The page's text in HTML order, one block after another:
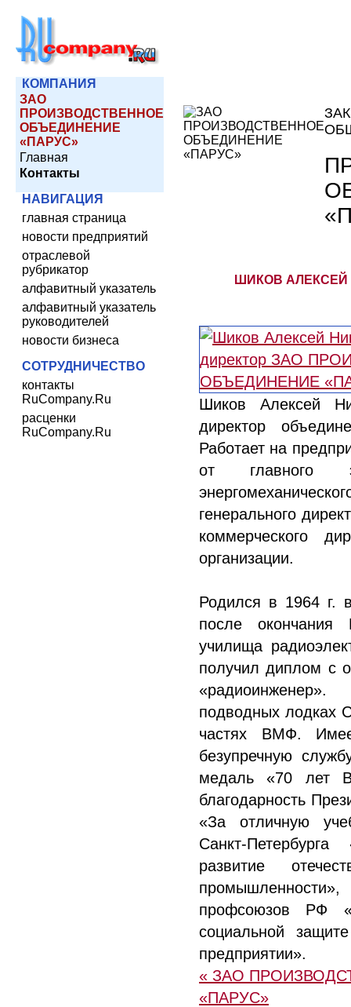
КОМПАНИЯ
ЗАО
ПРОИЗВОДСТВЕННОЕ
ОБЪЕДИНЕНИЕ
«ПАРУС»
Главная
Контакты
НАВИГАЦИЯ
главная страница
новости предприятий
отраслевой
рубрикатор
алфавитный указатель
алфавитный указатель
руководителей
новости бизнеса
СОТРУДНИЧЕСТВО
контакты
RuCompany.Ru
расценки
RuCompany.Ru
ШИКОВ
Шиков Алексей
директор
Работает на
от главного
генерального
коммерческого
организации.
Родился в 1964 г.
после окончания
училища
получил диплом с
подводных лодках
частях ВМФ.
безупречную
медаль «70 лет
благодарность
«За отличную
Санкт-
развитие
профсоюзов РФ
социальной
предприятии».
« ЗАО
«ПАРУС»